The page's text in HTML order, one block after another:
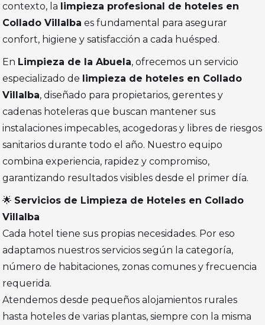
contexto, la limpieza profesional de hoteles en
Collado Villalba es fundamental para asegurar
confort, higiene y satisfacción a cada huésped.
En Limpieza de la Abuela, ofrecemos un servicio
especializado de limpieza de hoteles en Collado
Villalba, diseñado para propietarios, gerentes y
cadenas hoteleras que buscan mantener sus
instalaciones impecables, acogedoras y libres de riesgos
sanitarios durante todo el año. Nuestro equipo
combina experiencia, rapidez y compromiso,
garantizando resultados visibles desde el primer día.
🌟 Servicios de Limpieza de Hoteles en Collado
Villalba
Cada hotel tiene sus propias necesidades. Por eso
adaptamos nuestros servicios según la categoría,
número de habitaciones, zonas comunes y frecuencia
requerida.
Atendemos desde pequeños alojamientos rurales
hasta hoteles de varias plantas, siempre con la misma